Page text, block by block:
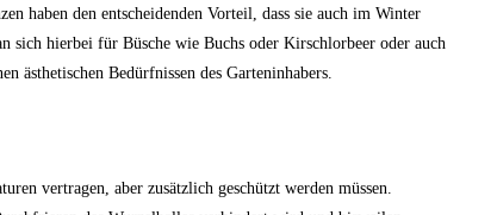
haben den entscheidenden Vorteil, dass sie auch im Winter
sich hierbei für Büsche wie Buchs oder Kirschlorbeer oder auch
ästhetischen Bedürfnissen des Garteninhabers.
vertragen, aber zusätzlich geschützt werden müssen.